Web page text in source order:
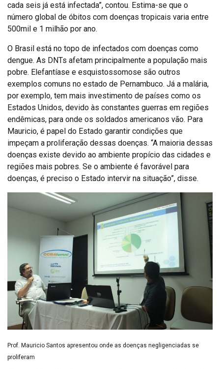
cada seis já está infectada”, contou. Estima-se que o
número global de óbitos com doenças tropicais varia entre
500mil e 1 milhão por ano.
O Brasil está no topo de infectados com doenças como
dengue. As DNTs afetam principalmente a população mais
pobre. Elefantíase e esquistossomose são outros
exemplos comuns no estado de Pernambuco. Já a malária,
por exemplo, tem mais investimento de países como os
Estados Unidos, devido às constantes guerras em regiões
endêmicas, para onde os soldados americanos vão. Para
Mauricio, é papel do Estado garantir condições que
impeçam a proliferação dessas doenças. “A maioria dessas
doenças existe devido ao ambiente propício das cidades e
regiões mais pobres. Se o ambiente é favorável para
doenças, é preciso o Estado intervir na situação”, disse.
Prof. Mauricio Santos apresentou onde as doenças negligenciadas se
proliferam